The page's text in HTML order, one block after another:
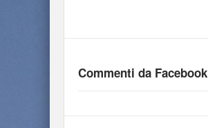
Commenti da Facebook